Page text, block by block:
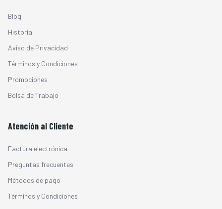
Blog
Historia
Aviso de Privacidad
Términos y Condiciones
Promociones
Bolsa de Trabajo
Atención al Cliente
Factura electrónica
Preguntas frecuentes
Métodos de pago
Términos y Condiciones